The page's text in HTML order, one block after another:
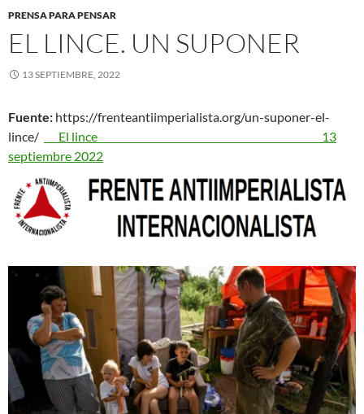
PRENSA PARA PENSAR
EL LINCE. UN SUPONER
13 SEPTIEMBRE, 2022
Fuente: https://frenteantiimperialista.org/un-suponer-el-
lince/
El lince 13
septiembre 2022